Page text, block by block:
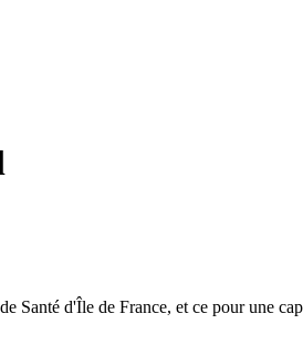
d'Île de France, et ce pour une